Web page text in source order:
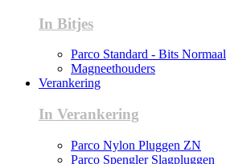
In Bitjes
Parco Standard - Bits Normaal
Magneethouders
Verankering
In Verankering
Parco Nylon Pluggen ZN
Parco Spengler Slagpluggen